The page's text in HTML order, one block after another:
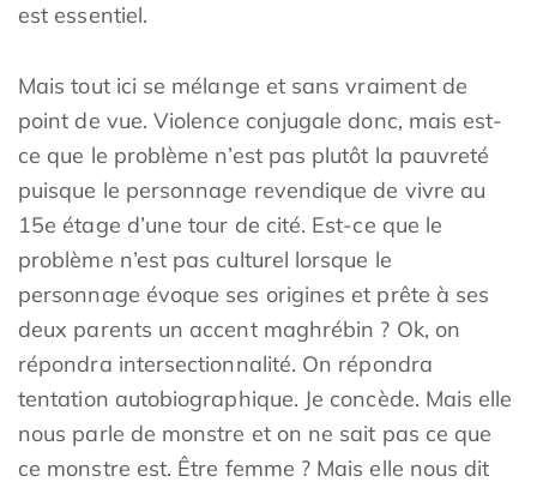
est essentiel.
Mais tout ici se mélange et sans vraiment de
point de vue. Violence conjugale donc, mais est-
ce que le problème n’est pas plutôt la pauvreté
puisque le personnage revendique de vivre au
15e étage d’une tour de cité. Est-ce que le
problème n’est pas culturel lorsque le
personnage évoque ses origines et prête à ses
deux parents un accent maghrébin ? Ok, on
répondra intersectionnalité. On répondra
tentation autobiographique. Je concède. Mais elle
nous parle de monstre et on ne sait pas ce que
ce monstre est. Être femme ? Mais elle nous dit